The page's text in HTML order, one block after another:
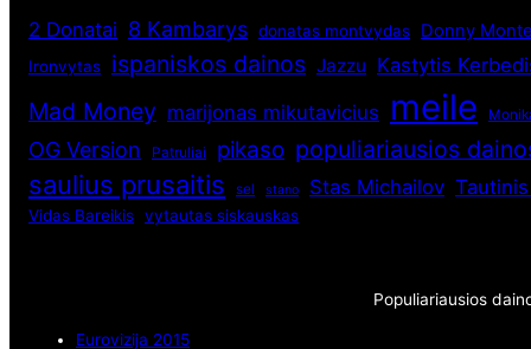
2 Donatai 8 Kambarys donatas montvydas Donny
Ironvytas ispaniskos dainos Jazzu Kastytis
Mad Money marijonas mikutavicius meile
OG Version Patruliai pikaso populiariausios
saulius prusaitis sel stano Stas Michailov
Vidas Bareikis vytautas siskauskas
Populiariausios
Eurovizija 2015